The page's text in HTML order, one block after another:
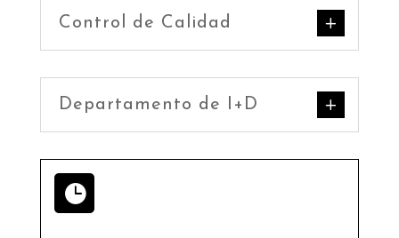
Control de Calidad
Departamento de I+D
